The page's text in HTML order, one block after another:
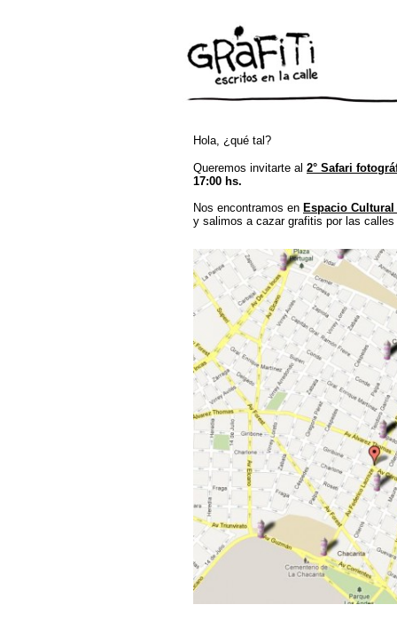
Hola, ¿qué tal?
Queremos invitarte al 2° Safari
17:00 hs.
Nos encontramos en Espacio Cultural
y salimos a cazar grafitis por las calles